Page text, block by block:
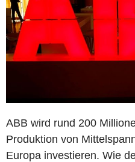
ABB wird rund 200
Produktion von
Europa investieren. Wie